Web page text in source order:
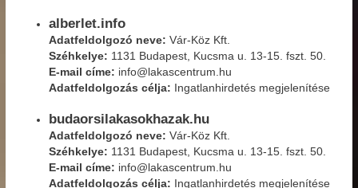
alberlet.info
Adatfeldolgozó neve: Vár-Köz Kft.
Széhkelye: 1131 Budapest, Kucsma u. 13-15. fszt. 50.
E-mail címe: info@lakascentrum.hu
Adatfeldolgozás célja: Ingatlanhirdetés megjelenítése
budaorsilakasokhazak.hu
Adatfeldolgozó neve: Vár-Köz Kft.
Széhkelye: 1131 Budapest, Kucsma u. 13-15. fszt. 50.
E-mail címe: info@lakascentrum.hu
Adatfeldolgozás célja: Ingatlanhirdetés megjelenítése